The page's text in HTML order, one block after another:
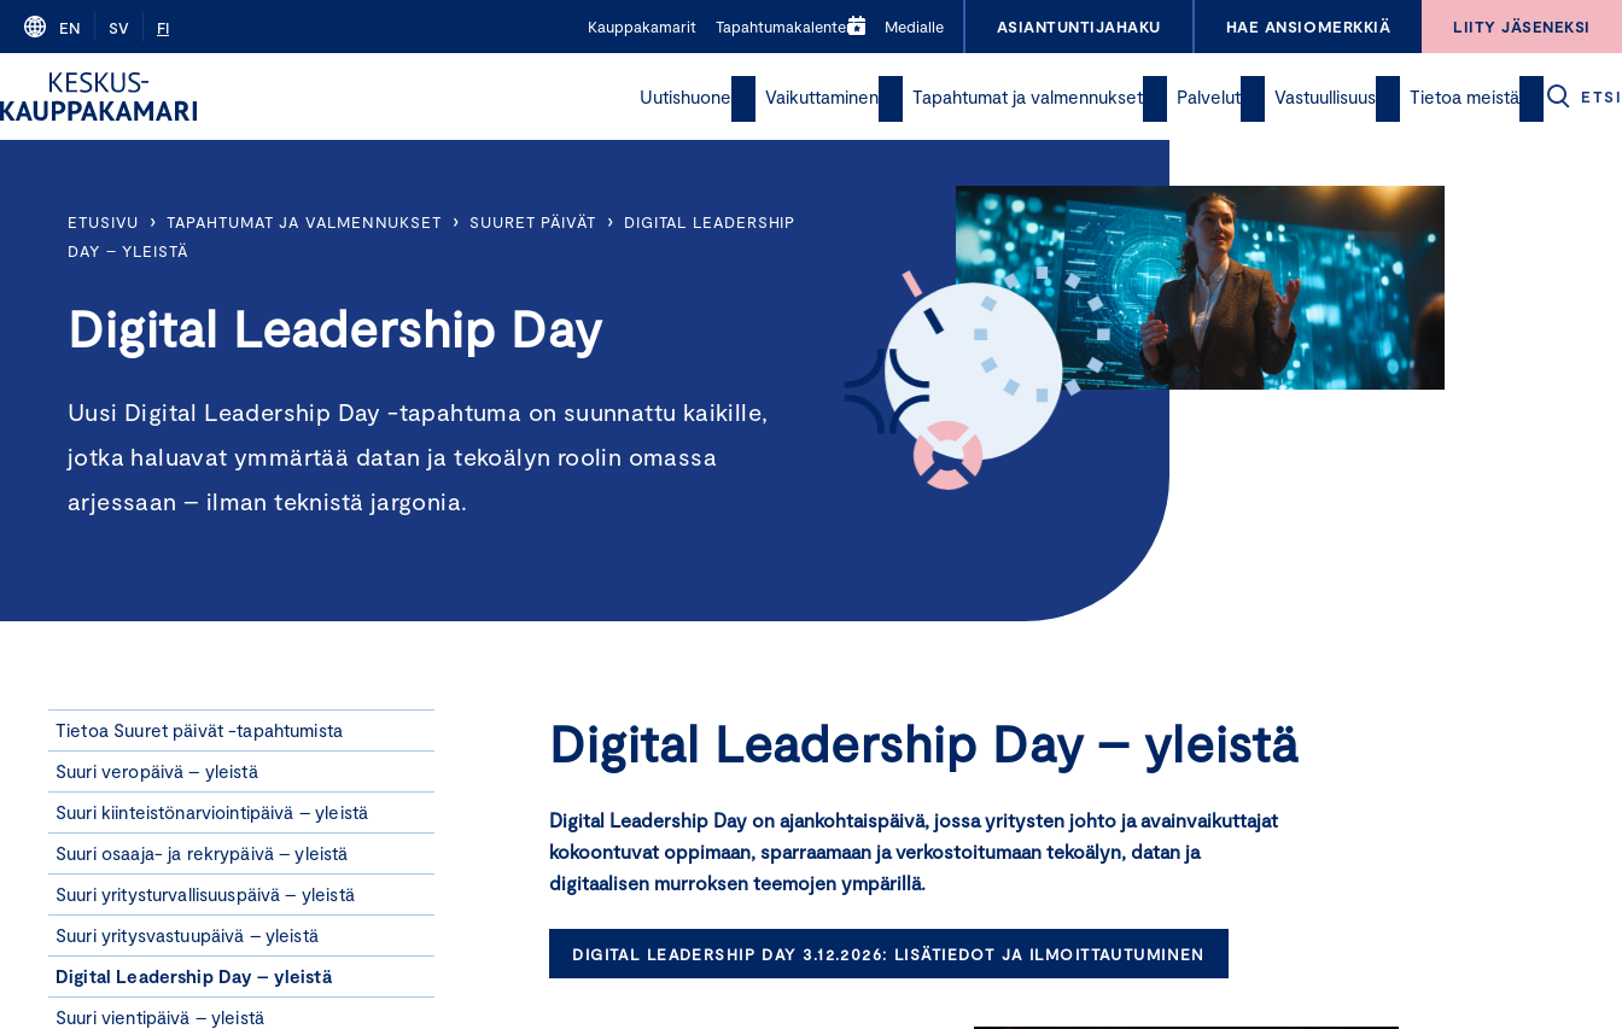
Skip
content
EN SV FI Kauppakamarit Tapahtumakalenteri Medialle ASIANTUNTIJAHAKU HAE ANSIOMERKKIÄ LIITY JÄSENEKSI
Uutishuone Vaikuttaminen Tapahtumat ja valmennukset Palvelut Vastuullisuus Tietoa meistä ETSI
ETUSIVU › TAPAHTUMAT JA VALMENNUKSET › SUURET PÄIVÄT ›
DIGITAL LEADERSHIP
DAY – YLEISTÄ
Digital Leadership Day
Uusi Digital Leadership Day -tapahtuma on suunnattu kaikille,
jotka haluavat ymmärtää datan ja tekoälyn roolin omassa
arjessaan – ilman teknistä jargonia.
Tietoa Suuret päivät -tapahtumista
Suuri veropäivä – yleistä
Suuri kiinteistönarviointipäivä – yleistä
Suuri osaaja- ja rekrypäivä – yleistä
Suuri yritysturvallisuuspäivä – yleistä
Suuri yritysvastuupäivä – yleistä
Digital Leadership Day – yleistä
Suuri vientipäivä – yleistä
Digital Leadership Day – yleistä
Digital Leadership Day on ajankohtaispäivä, jossa yritysten johto ja avainvaikuttajat
kokoontuvat oppimaan, sparraamaan ja verkostoitumaan tekoälyn, datan ja
digitaalisen murroksen teemojen ympärillä.
DIGITAL LEADERSHIP DAY 3.12.2026: LISÄTIEDOT JA ILMOITTAUTUMINEN